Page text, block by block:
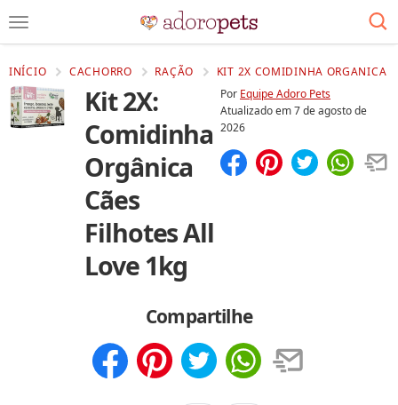
INÍCIO CACHORRO RAÇÃO KIT 2X COMIDINHA ORGANICA
Kit 2X:
Comidinha
Orgânica
Cães
Filhotes All
Love 1kg
Por Equipe Adoro Pets
Atualizado em7 de agosto de
2026
Compartilhe